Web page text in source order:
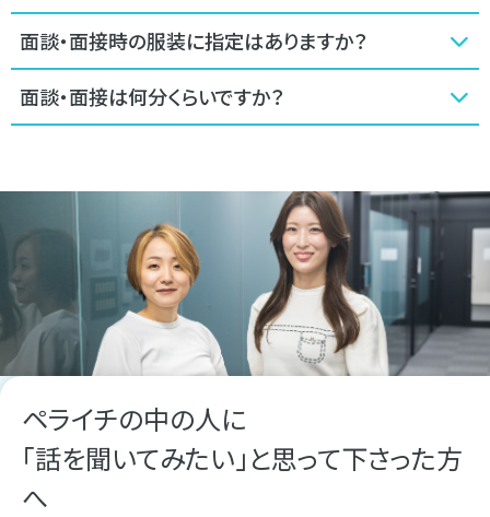
面談・面接時の服装に指定はありますか？
面談・面接は何分くらいですか？
ペライチの中の人に
「話を聞いてみたい」と思って下さった方
へ